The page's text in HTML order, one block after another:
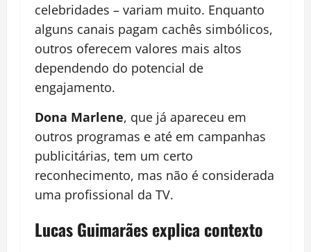
celebridades – variam muito. Enquanto
alguns canais pagam cachês simbólicos,
outros oferecem valores mais altos
dependendo do potencial de
engajamento.
Dona Marlene, que já apareceu em
outros programas e até em campanhas
publicitárias, tem um certo
reconhecimento, mas não é considerada
uma profissional da TV.
Lucas Guimarães explica contexto